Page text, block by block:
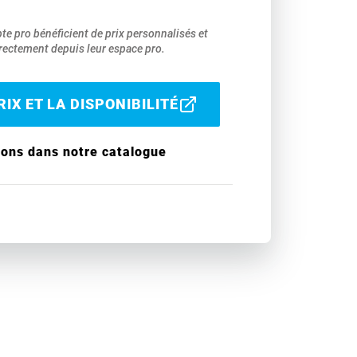
pro bénéficient de prix personnalisés et
depuis leur espace pro.
ET LA DISPONIBILITÉ
dans notre catalogue